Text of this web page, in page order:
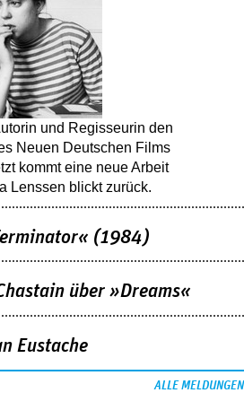
und Regisseurin den
Neuen Deutschen Films
kommt eine neue Arbeit
Lenssen blickt zurück.
(1984)
über »Dreams«
Eustache
ALLE MELDUNGEN